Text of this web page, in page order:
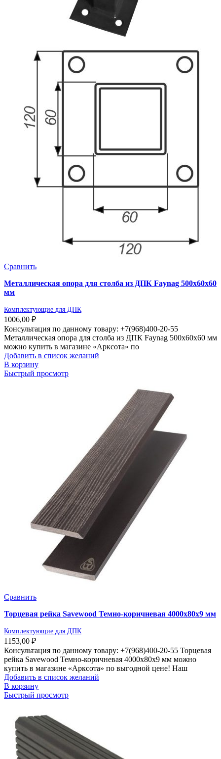
Сравнить
Металлическая опора для столба из ДПК Faynag 500х60х60
мм
Комплектующие для ДПК
1006,00 ₽
Консультация по данному товару: +7(968)400-20-55
Металлическая опора для столба из ДПК Faynag 500х60х60 мм
можно купить в магазине «Арксота» по
Добавить в список желаний
В корзину
Быстрый просмотр
Сравнить
Торцевая рейка Savewood Темно-коричневая 4000х80х9 мм
Комплектующие для ДПК
1153,00 ₽
Консультация по данному товару: +7(968)400-20-55 Торцевая
рейка Savewood Темно-коричневая 4000х80х9 мм можно
купить в магазине «Арксота» по выгодной цене! Наш
Добавить в список желаний
В корзину
Быстрый просмотр